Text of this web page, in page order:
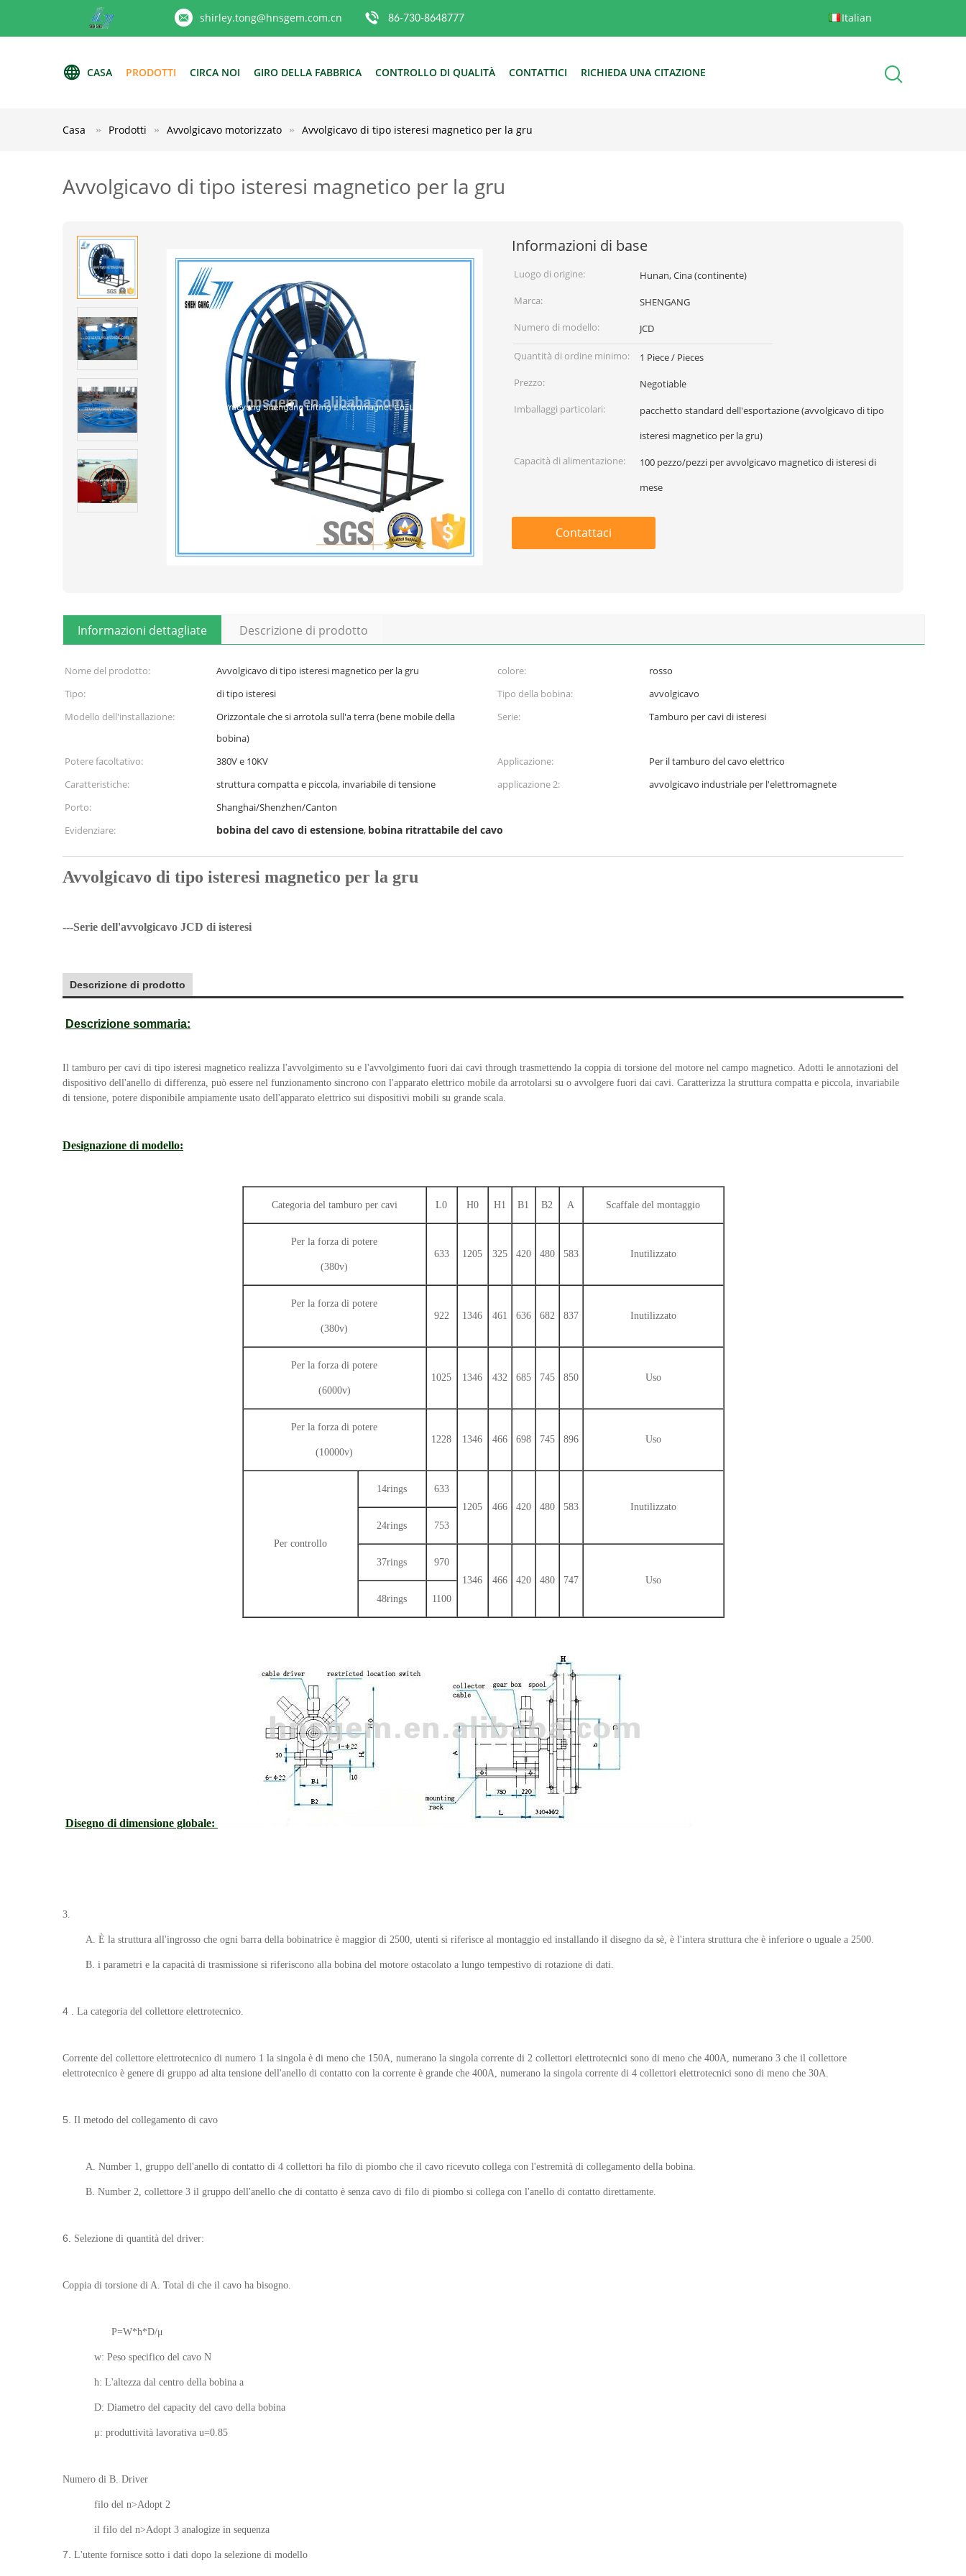
shirley.tong@hnsgem.com.cn 86-730-8648777 Italian
CASA PRODOTTI CIRCA NOI GIRO DELLA FABBRICA CONTROLLO DI QUALITÀ CONTATTICI RICHIEDA UNA CITAZIONE
Casa Prodotti Avvolgicavo motorizzato Avvolgicavo di tipo isteresi magnetico per la gru
Avvolgicavo di tipo isteresi magnetico per la gru
Informazioni di base
Luogo di origine:
Hunan, Cina (continente)
Marca:
SHENGANG
Numero di modello:
JCD
Quantità di ordine minimo:
1 Piece / Pieces
Prezzo:
Negotiable
Imballaggi particolari:
pacchetto standard dell'esportazione (avvolgicavo di tipo
isteresi magnetico per la gru)
Capacità di alimentazione:
100 pezzo/pezzi per avvolgicavo magnetico di isteresi di
mese
Contattaci
Informazioni dettagliate Descrizione di prodotto
Nome del prodotto: Avvolgicavo di tipo isteresi magnetico per la gru colore:
rosso
Tipo:
di tipo isteresi Tipo della bobina:
avvolgicavo
Modello dell'installazione:
Orizzontale che si arrotola sull'a terra (bene mobile della
bobina)
Serie: Tamburo per cavi di isteresi
Potere facoltativo: 380V e 10KV Applicazione:
Per il tamburo del cavo elettrico
Caratteristiche:
struttura compatta e piccola, invariabile di tensione applicazione 2:
avvolgicavo industriale per l'elettromagnete
Porto:
Shanghai/Shenzhen/Canton
Evidenziare:
bobina del cavo di estensione, bobina ritrattabile del cavo
Avvolgicavo di tipo isteresi magnetico per la gru
---Serie dell'avvolgicavo JCD di isteresi
Descrizione di prodotto
Descrizione sommaria:
Il tamburo per cavi di tipo isteresi magnetico realizza l'avvolgimento su e l'avvolgimento fuori dai cavi through trasmettendo la coppia di torsione del motore nel campo magnetico. Adotti le annotazioni del
dispositivo dell'anello di differenza, può essere nel funzionamento sincrono con l'apparato elettrico mobile da arrotolarsi su o avvolgere fuori dai cavi. Caratterizza la struttura compatta e piccola, invariabile
di tensione, potere disponibile ampiamente usato dell'apparato elettrico sui dispositivi mobili su grande scala.
Designazione di modello:
Categoria del tamburo per cavi L0 H0 H1 B1 B2 A Scaffale del montaggio
Per la forza di potere
(380v)
633 1205 325 420 480 583 Inutilizzato
Per la forza di potere
(380v)
922 1346 461 636 682 837 Inutilizzato
Per la forza di potere
(6000v)
1025 1346 432 685 745 850 Uso
Per la forza di potere
(10000v)
1228 1346 466 698 745 896 Uso
Per controllo
14rings
633
1205
466 420 480 583
Inutilizzato
24rings
753
37rings
970
1346
466 420 480 747
Uso
48rings
1100
Disegno di dimensione globale:
3.
A. È la struttura all'ingrosso che ogni barra della bobinatrice è maggior di 2500, utenti si riferisce al montaggio ed installando il disegno da sè, è l'intera struttura che è inferiore o uguale a 2500.
B. i parametri e la capacità di trasmissione si riferiscono alla bobina del motore ostacolato a lungo tempestivo di rotazione di dati.
4 . La categoria del collettore elettrotecnico.
Corrente del collettore elettrotecnico di numero 1 la singola è di meno che 150A, numerano la singola corrente di 2 collettori elettrotecnici sono di meno che 400A, numerano 3 che il collettore
elettrotecnico è genere di gruppo ad alta tensione dell'anello di contatto con la corrente è grande che 400A, numerano la singola corrente di 4 collettori elettrotecnici sono di meno che 30A.
5. Il metodo del collegamento di cavo
A. Number 1, gruppo dell'anello di contatto di 4 collettori ha filo di piombo che il cavo ricevuto collega con l'estremità di collegamento della bobina.
B. Number 2, collettore 3 il gruppo dell'anello che di contatto è senza cavo di filo di piombo si collega con l'anello di contatto direttamente.
6. Selezione di quantità del driver:
Coppia di torsione di A. Total di che il cavo ha bisogno.
P=W*h*D/μ
w: Peso specifico del cavo N
h: L'altezza dal centro della bobina a
D: Diametro del capacity del cavo della bobina
μ: produttività lavorativa u=0.85
Numero di B. Driver
filo del n>Adopt 2
il filo del n>Adopt 3 analogize in sequenza
7. L'utente fornisce sotto i dati dopo la selezione di modello